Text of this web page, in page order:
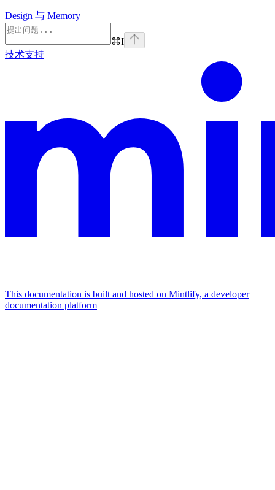
Design 与 Memory
⌘I
技术支持
This documentation is built and hosted on Mintlify, a developer
documentation platform